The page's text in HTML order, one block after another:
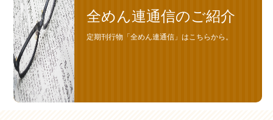
全めん連通信のご紹介
定期刊行物「全めん連通信」はこちらから。